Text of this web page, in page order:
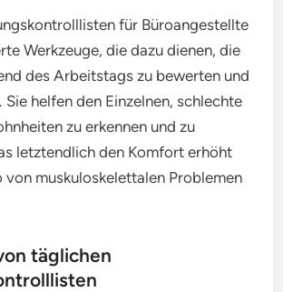
für Büroangestellte
Werkzeuge, die dazu dienen, die
des Arbeitstags zu bewerten und
Sie helfen den Einzelnen, schlechte
zu erkennen und zu
letztendlich den Komfort erhöht
von muskuloskelettalen Problemen
täglichen